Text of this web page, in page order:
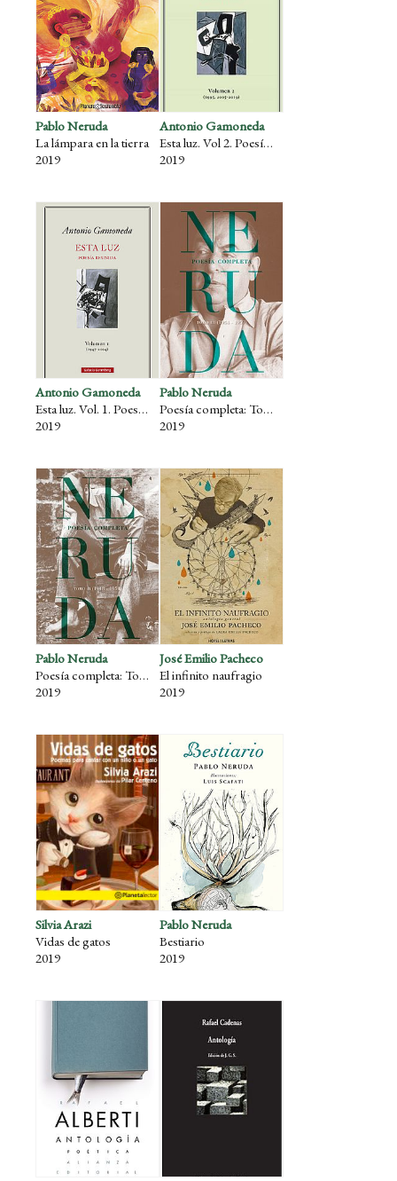
Pablo Neruda
La lámpara en la tierra
2019
Antonio Gamoneda
Esta luz. Vol 2. Poesía reunida (1995, 2005-2019)
2019
Antonio Gamoneda
Esta luz. Vol. 1. Poesía reunida 1947-2004
2019
Pablo Neruda
Poesía completa: Tomo III (1954-1959)
2019
Pablo Neruda
Poesía completa: Tomo II (1948-1954)
2019
José Emilio Pacheco
El infinito naufragio
2019
Silvia Arazi
Vidas de gatos
2019
Pablo Neruda
Bestiario
2019